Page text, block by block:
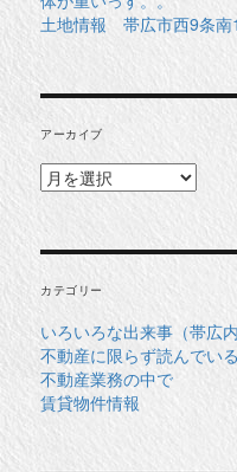
土地情報 帯広市西9条南
アーカイブ
ア
ー
イ
ブ
カテゴリー
いろいろな出来事（帯広内
不動産に限らず読んでい
不動産業務の中で
賃貸物件情報